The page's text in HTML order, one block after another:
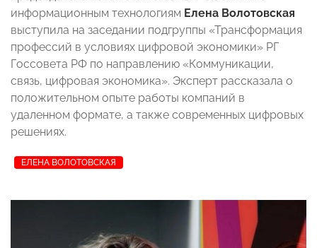
информационным технологиям Елена Волотовская
выступила на заседании подгруппы «Трансформация
профессий в условиях цифровой экономики» РГ
Госсовета РФ по направлению «Коммуникации,
связь, цифровая экономика». Эксперт рассказала о
положительном опыте работы компаний в
удаленном формате, а также современных цифровых
решениях.
ЕЛЕНА ВОЛОТОВСКАЯ